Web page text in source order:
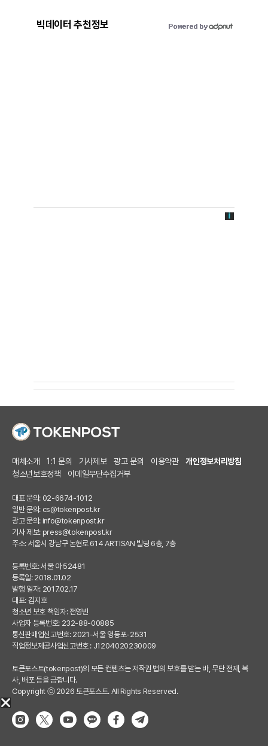
빅데이터 추천정보
매체소개 1:1 문의 기사제보 광고 문의 이용약관
개인정보처리방침
청소년보호정책
이메일무단수집거부
대표 문의: 02-6674-1012
일반 문의: cs@tokenpost.kr
광고 문의: info@tokenpost.kr
기사 제보: press@tokenpost.kr
주소: 서울시 강남구 논현로 614 ARTISAN 빌딩 6층, 7층
등록번호: 서울 아 52481
등록일: 2018.01.02
발행 일자: 2017.02.17
대표: 김지호
청소년 보호 책임자: 전영빈
사업자 등록번호: 232-88-00885
통신판매업신고번호: 2021-서울 영등포-2531
직업정보제공사업신고번호 : J1204020230009
토큰포스트(tokenpost)의 모든 컨텐츠는 저작권 법의 보호를 받는 바, 무단 전재, 복
사, 배포 등을 금합니다.
Copyright ⓒ 2026 토큰포스트. All Rights Reserved.